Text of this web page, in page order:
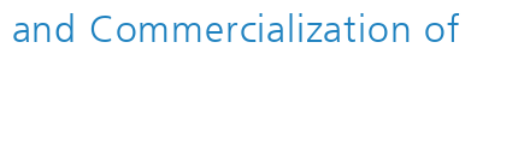
Commercialization of